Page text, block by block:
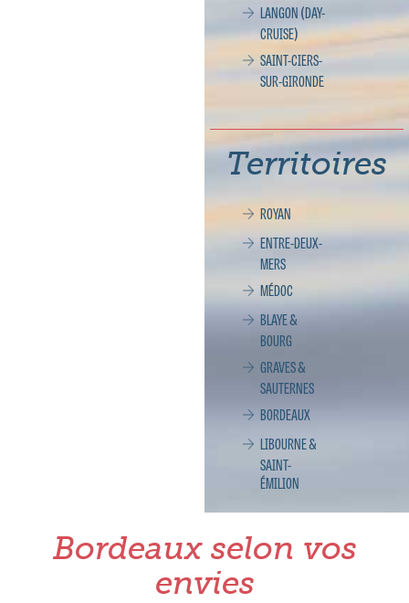
LANGON (DAY-
CRUISE)
SAINT-CIERS-
SUR-GIRONDE
Territoires
ROYAN
ENTRE-DEUX-
MERS
MÉDOC
BLAYE &
BOURG
GRAVES &
SAUTERNES
BORDEAUX
LIBOURNE &
SAINT-
ÉMILION
Bordeaux selon vos
envies